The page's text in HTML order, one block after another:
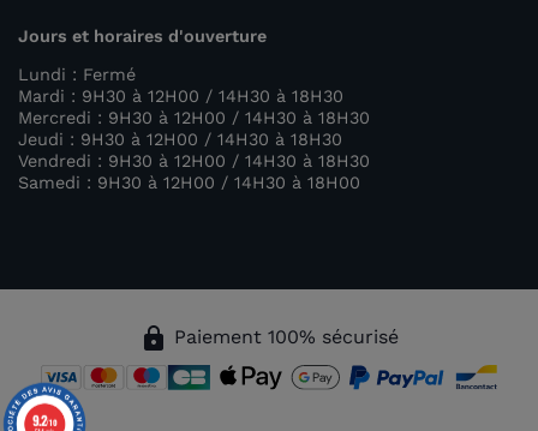
Jours et horaires d'ouverture
Lundi : Fermé
Mardi : 9H30 à 12H00 / 14H30 à 18H30
Mercredi : 9H30 à 12H00 / 14H30 à 18H30
Jeudi : 9H30 à 12H00 / 14H30 à 18H30
Vendredi : 9H30 à 12H00 / 14H30 à 18H30
Samedi : 9H30 à 12H00 / 14H30 à 18H00
lock Paiement 100% sécurisé
9.2/10